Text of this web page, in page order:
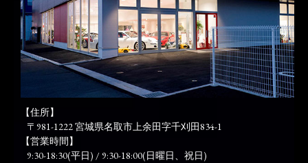
【住所】
〒981-1222 宮城県名取市上余田字千刈田834-1
【営業時間】
9:30-18:30(平日) / 9:30-18:00(日曜日、祝日)